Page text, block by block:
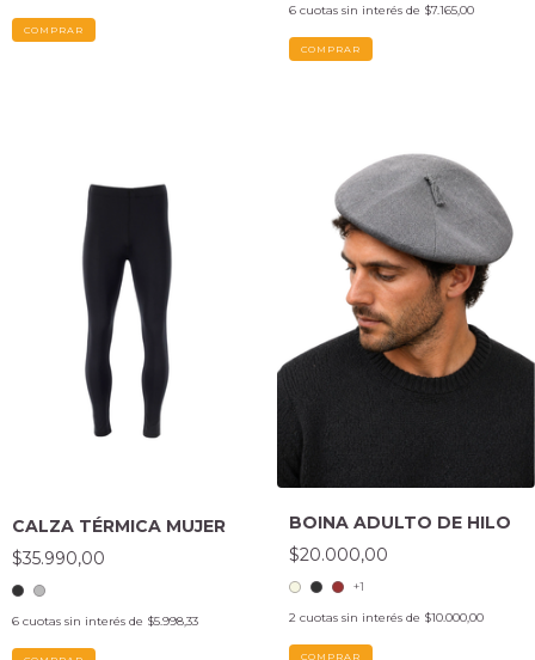
COMPRAR
6 cuotas sin interés de $7.165,00
COMPRAR
CALZA TÉRMICA MUJER
$35.990,00
6 cuotas sin interés de $5.998,33
BOINA ADULTO DE HILO
$20.000,00
+1
2 cuotas sin interés de $10.000,00
COMPRAR